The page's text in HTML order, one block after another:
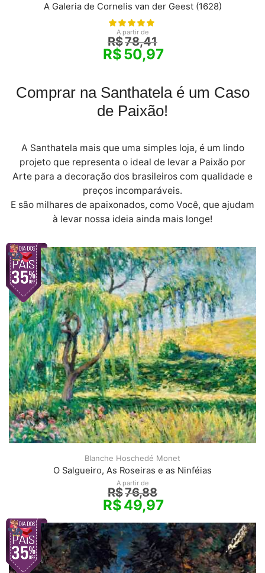
A Galeria de Cornelis van der Geest (1628)
A partir de
R$78,41
R$50,97
Comprar na Santhatela é um Caso
de Paixão!
A Santhatela mais que uma simples loja, é um lindo
projeto que representa o ideal de levar a Paixão por
Arte para a decoração dos brasileiros com qualidade e
preços incomparáveis.
E são milhares de apaixonados, como Você, que ajudam
à levar nossa ideia ainda mais longe!
Blanche Hoschedé Monet
O Salgueiro, As Roseiras e as Ninféias
A partir de
R$76,88
R$49,97